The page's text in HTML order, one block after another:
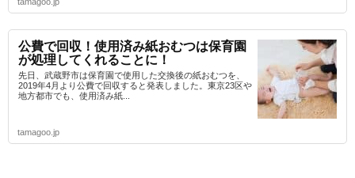
公費で回収！使用済み紙おむつは保育園
が処理してくれることに！
先日、武蔵野市は保育園で使用した交換後の紙おむつを、
2019年4月より公費で回収すると発表しました。東京23区や
地方都市でも、使用済み紙...
tamagoo.jp